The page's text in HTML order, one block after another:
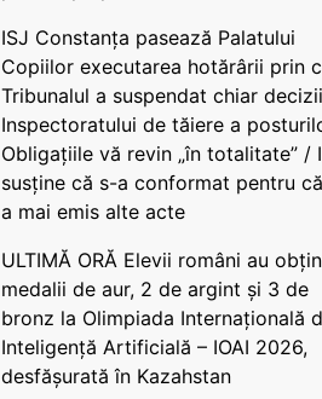
ISJ Constanța pasează Palatului
Copiilor executarea hotărârii prin
Tribunalul a suspendat chiar
Inspectoratului de tăiere a
Obligațiile vă revin „în totalitate” /
susține că s-a conformat pentru
a mai emis alte acte
ULTIMĂ ORĂ Elevii români au
medalii de aur, 2 de argint și 3 de
bronz la Olimpiada Internațională
Inteligență Artificială – IOAI 2026,
desfășurată în Kazahstan